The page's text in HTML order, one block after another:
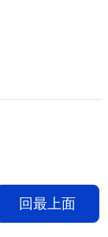
回最上面